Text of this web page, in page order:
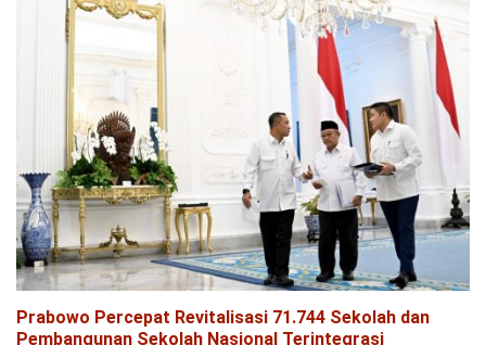
Prabowo Percepat Revitalisasi 71.744 Sekolah dan
Pembangunan Sekolah Nasional Terintegrasi